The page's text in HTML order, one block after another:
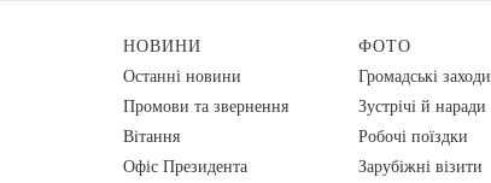
НОВИНИ
Останні новини
Промови та звернення
Вiтання
Офіс Президента
ФОТО
Громадські заходи
Зустрічі й наради
Робочі поїздки
Зарубіжні візити